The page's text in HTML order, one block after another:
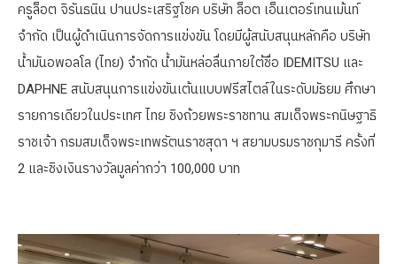
ครูล็อต จิรันธนิน ปานประเสริฐโชค บริษัท ล็อต เอ็นเตอร์เทนเม้นท์
จำกัด เป็นผู้ดำเนินการจัดการแข่งขัน โดยมีผู้สนับสนุนหลักคือ บริษัท
น้ำมันอพอลโล (ไทย) จำกัด น้ำมันหล่อลื่นภายใต้ชื่อ IDEMITSU และ
DAPHNE สนับสนุนการแข่งขันเต้นแบบฟรีสไตล์ในระดับมัธยม ศึกษา
รายการเดียวในประเทศ ไทย ชิงถ้วยพระราชทาน สมเด็จพระกนิษฐาธิ
ราชเจ้า กรมสมเด็จพระเทพรัตนราชสุดา ฯ สยามบรมราชกุมารี ครั้งที่
2 และชิงเงินรางวัลมูลค่ากว่า 100,000 บาท